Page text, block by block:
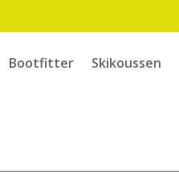
Bootfitter Skikoussen